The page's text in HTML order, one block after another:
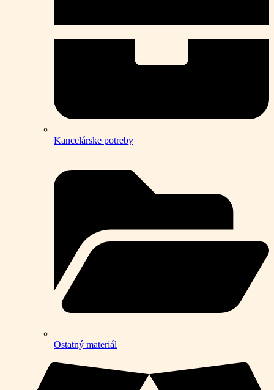
Kancelárske potreby
Ostatný materiál